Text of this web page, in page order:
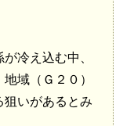
冷え込む中、
域（Ｇ２０）
狙いがあるとみ